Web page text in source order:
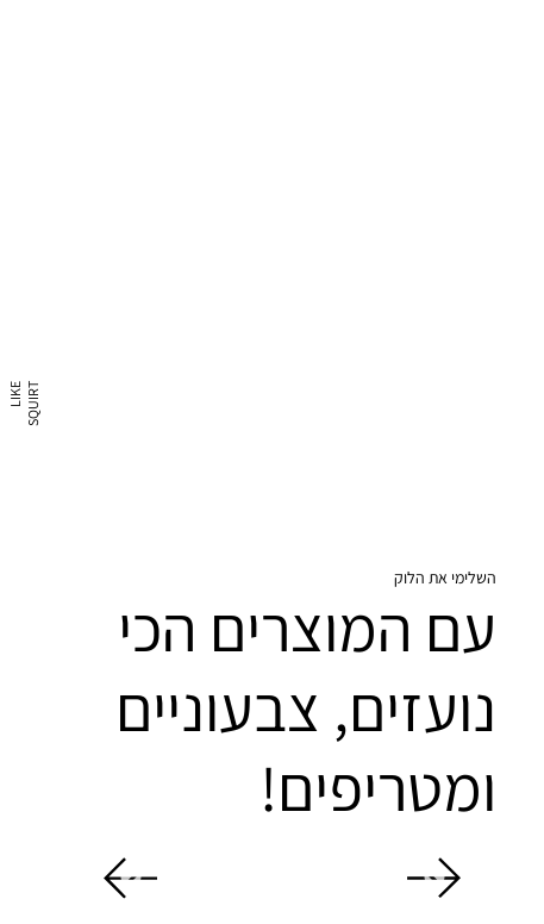
השלימי את הלוק
עם המוצרים הכי
נועזים, צבעוניים
ומטריפים!
L
I
K
E
S
Q
U
I
R T